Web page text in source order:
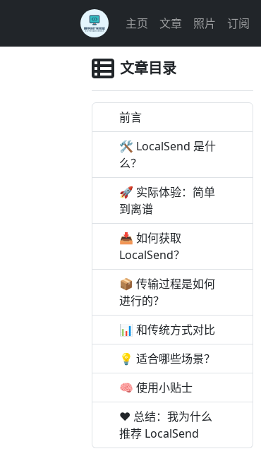
主页 文章 照片 订阅
文章目录
前言
🛠 LocalSend 是什
么？
🚀 实际体验：简单
到离谱
📥 如何获取
LocalSend？
📦 传输过程是如何
进行的？
📊 和传统方式对比
💡 适合哪些场景？
🧠 使用小贴士
❤️ 总结：我为什么
推荐 LocalSend